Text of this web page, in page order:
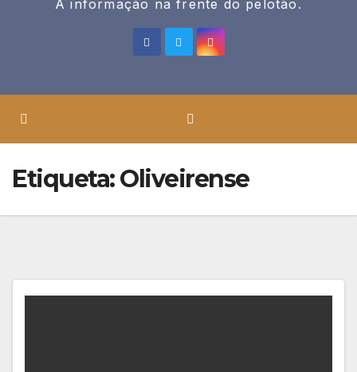
A informação na frente do pelotão.
Etiqueta:Oliveirense